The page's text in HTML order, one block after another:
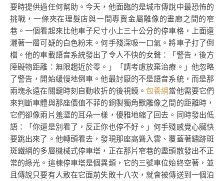
要時提供過任何幫助。今天，他面臨的是城市傳說中最恐怖的
挑戰，一條夾在理髮店與一間專賣金屬雕像的畫廊之間的窄
巷。一個看起來比他車子尺寸小上三十公分的停車格，上面還
灑著一層可疑的白色粉末。何手殘深吸一口氣。將車子打了倒
檔。他的車載語音系統發出了令人不快的女聲：「警告，後方
障礙物距離：無限趨近於零。」「請考慮放棄治療。」他忽略
了警告，開始緩慢地倒車。他最討厭的不是語音系統，而是那
兩塊永遠在關鍵時刻自動收折的後視鏡。包養網當他需要它們
來判斷車體與那座價值不菲的銅製獨角獸雕像之間的距離時，
它們卻像兩片羞澀的耳朵一樣，優雅地縮了回去。同時發出低
語：「你還是別看了，反正你也停不好。」何手殘感覺心臟快
要跳出來了。他轉頭看去，發現那座高聳入雲、覆蓋著鏽跡斑
斑鐵網的多層機械式停車塔，正在那片窄巷的盡頭散發出不正
常的綠光。這棟停車塔是個異類，它的三號車位始終空著，並
且傳說只要有人敢在它面前失敗十八次，就會被傳送到一個泊